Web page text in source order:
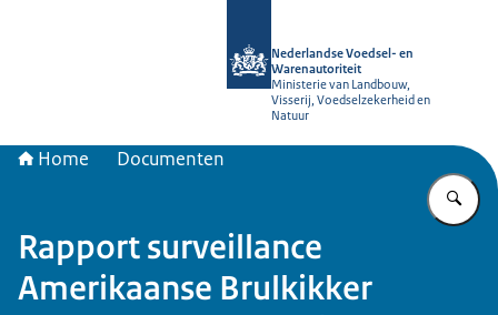
Nederlandse Voedsel- en
Warenautoriteit
Ministerie van Landbouw,
Visserij, Voedselzekerheid en
Natuur
Home Documenten
Rapport surveillance
Amerikaanse Brulkikker